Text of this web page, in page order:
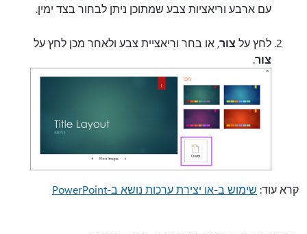
עם ארבע וריאציות צבע שמתוכן ניתן לבחור בצד ימין.
לחץ על צור, או בחר וריאציית צבע ולאחר מכן לחץ על
צור.
קרא עוד: שימוש ב-או יצירת ערכות נושא ב-PowerPoint